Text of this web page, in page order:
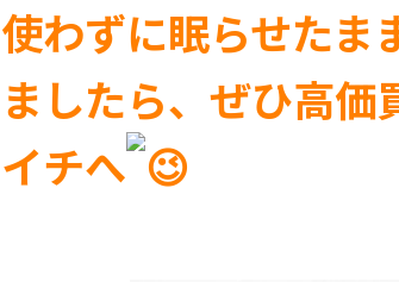
使わずに眠らせたま
ましたら、ぜひ高価
イチへ